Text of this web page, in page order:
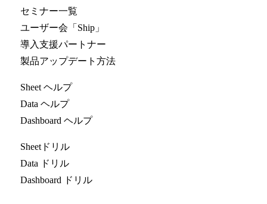
セミナー一覧
ユーザー会「Ship」
導入支援パートナー
製品アップデート方法
Sheet ヘルプ
Data ヘルプ
Dashboard ヘルプ
Sheetドリル
Data ドリル
Dashboard ドリル